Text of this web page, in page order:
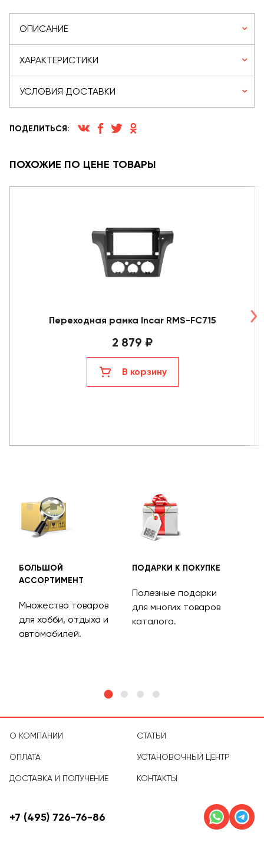
ОПИСАНИЕ
ХАРАКТЕРИСТИКИ
УСЛОВИЯ ДОСТАВКИ
ПОДЕЛИТЬСЯ:
ПОХОЖИЕ ПО ЦЕНЕ ТОВАРЫ
Переходная рамка Incar RMS-FC715
2 879 ₽
В корзину
БОЛЬШОЙ
АССОРТИМЕНТ
Множество товаров
для хобби, отдыха и
автомобилей.
ПОДАРКИ К ПОКУПКЕ
Полезные подарки
для многих товаров
каталога.
О КОМПАНИИ
ОПЛАТА
ДОСТАВКА И ПОЛУЧЕНИЕ
СТАТЬИ
УСТАНОВОЧНЫЙ ЦЕНТР
КОНТАКТЫ
+7 (495) 726-76-86